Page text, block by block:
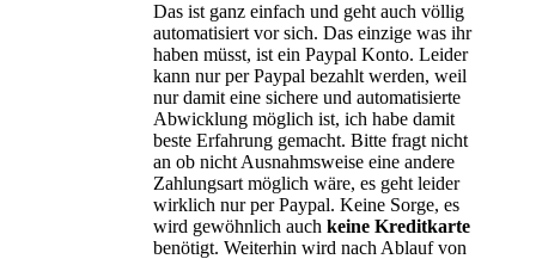
Das ist ganz einfach und geht auch völlig
automatisiert vor sich. Das einzige was ihr
haben müsst, ist ein Paypal Konto. Leider
kann nur per Paypal bezahlt werden, weil
nur damit eine sichere und automatisierte
Abwicklung möglich ist, ich habe damit
beste Erfahrung gemacht. Bitte fragt nicht
an ob nicht Ausnahmsweise eine andere
Zahlungsart möglich wäre, es geht leider
wirklich nur per Paypal. Keine Sorge, es
wird gewöhnlich auch keine Kreditkarte
benötigt. Weiterhin wird nach Ablauf von